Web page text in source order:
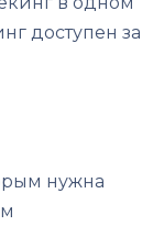
доступен за
нужна